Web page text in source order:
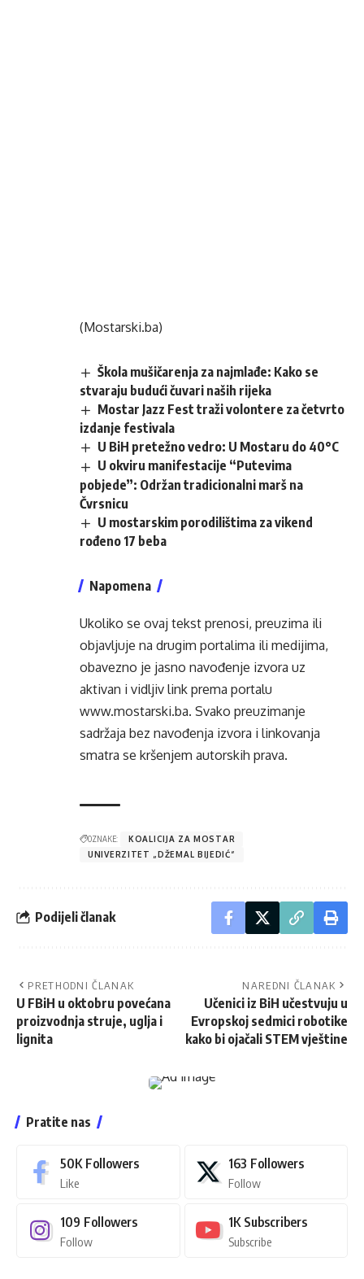
(Mostarski.ba)
Škola mušičarenja za najmlađe: Kako se
stvaraju budući čuvari naših rijeka
Mostar Jazz Fest traži volontere za četvrto
izdanje festivala
U BiH pretežno vedro: U Mostaru do 40°C
U okviru manifestacije “Putevima
pobjede”: Održan tradicionalni marš na
Čvrsnicu
U mostarskim porodilištima za vikend
rođeno 17 beba
Napomena
Ukoliko se ovaj tekst prenosi, preuzima ili
objavljuje na drugim portalima ili medijima,
obavezno je jasno navođenje izvora uz
aktivan i vidljiv link prema portalu
www.mostarski.ba. Svako preuzimanje
sadržaja bez navođenja izvora i linkovanja
smatra se kršenjem autorskih prava.
OZNAKE:
KOALICIJA ZA MOSTAR
UNIVERZITET „DŽEMAL BIJEDIĆ“
Podijeli članak
PRETHODNI ČLANAK
U FBiH u oktobru povećana
proizvodnja struje, uglja i
lignita
NAREDNI ČLANAK
Učenici iz BiH učestvuju u
Evropskoj sedmici robotike
kako bi ojačali STEM vještine
Pratite nas
50K Followers
Like
163 Followers
Follow
109 Followers
Follow
1K Subscribers
Subscribe